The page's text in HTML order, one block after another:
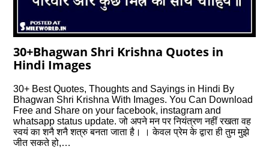
30+Bhagwan Shri Krishna Quotes in
Hindi Images
30+ Best Quotes, Thoughts and Sayings in Hindi By
Bhagwan Shri Krishna With Images. You Can Download
Free and Share on your facebook, instagram and
whatsapp status update. जो अपने मन पर नियंत्रण नहीं रखता वह
स्वयं का शनै शनै शत्रु बनता जाता है। । केवल प्रेम के द्वारा ही तुम मुझे
जीत सकते हो,…